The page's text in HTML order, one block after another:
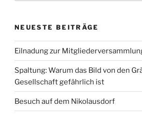
NEUESTE BEITRÄGE
Eilnadung zur
Spaltung: Warum das Bild von den
Gesellschaft gefährlich ist
Besuch auf dem Nikolausdorf